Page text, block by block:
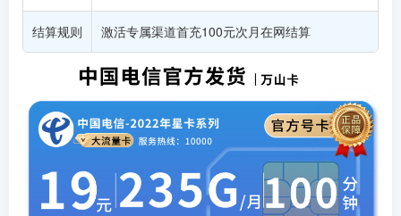
结算规则 激活专属渠道首充100元次月在网结算